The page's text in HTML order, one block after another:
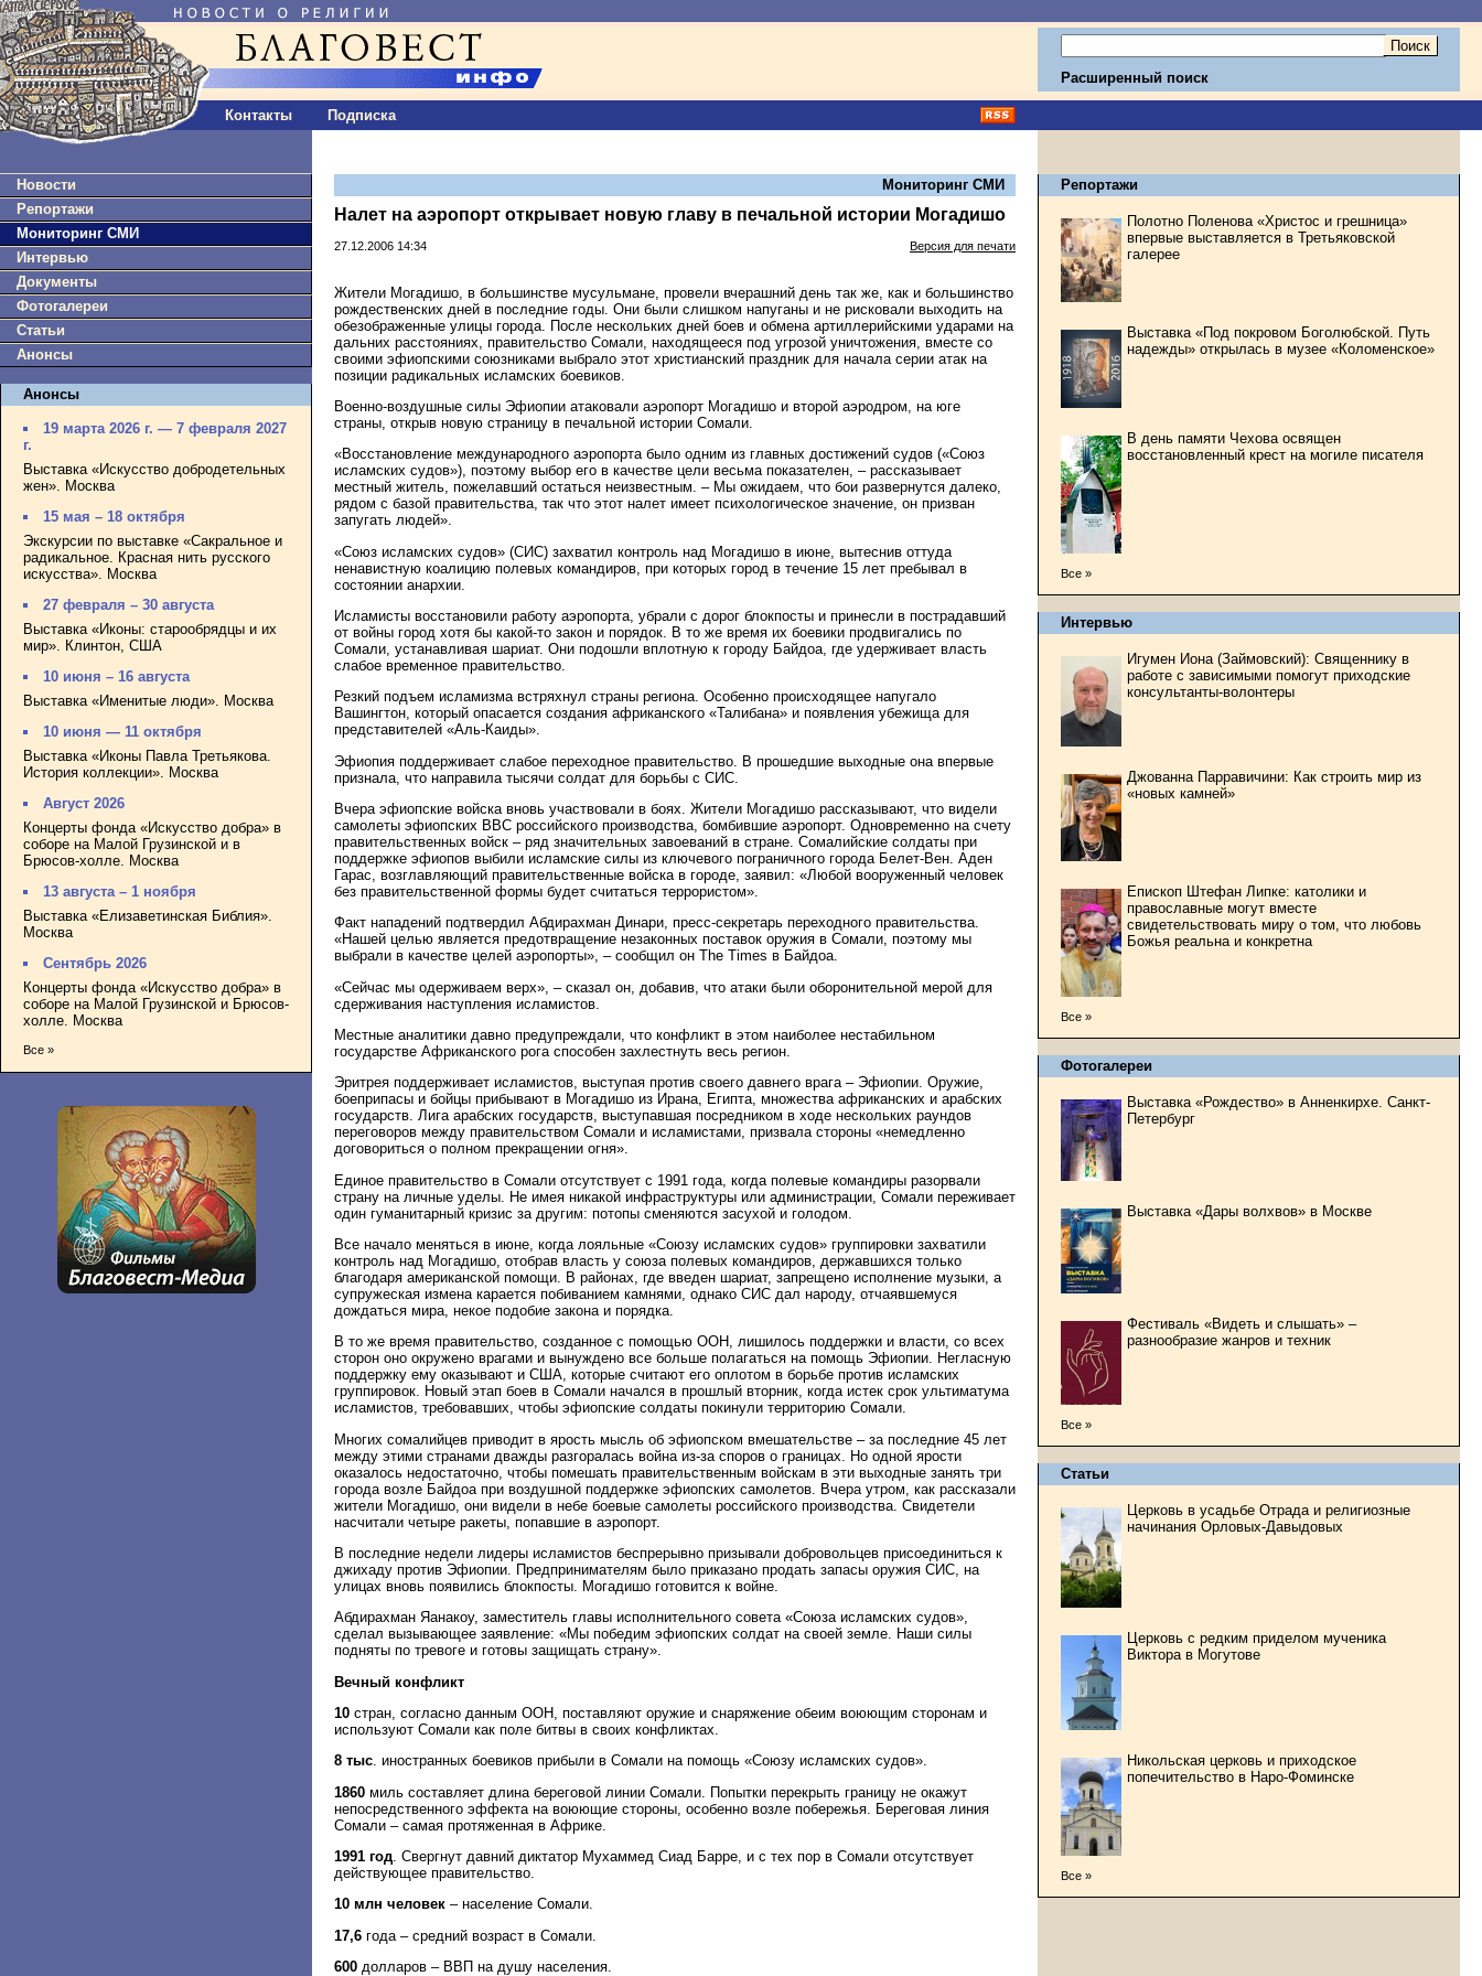
Контакты Подписка
Расширенный поиск
Новости
Репортажи
Мониторинг СМИ
Интервью
Документы
Фотогалереи
Статьи
Анонсы
Анонсы
19 марта 2026 г. — 7 февраля 2027
г.
Выставка «Искусство добродетельных
жен». Москва
15 мая – 18 октября
Экскурсии по выставке «Сакральное и
радикальное. Красная нить русского
искусства». Москва
27 февраля – 30 августа
Выставка «Иконы: старообрядцы и их
мир». Клинтон, США
10 июня – 16 августа
Выставка «Именитые люди». Москва
10 июня — 11 октября
Выставка «Иконы Павла Третьякова.
История коллекции». Москва
Август 2026
Концерты фонда «Искусство добра» в
соборе на Малой Грузинской и в
Брюсов-холле. Москва
13 августа – 1 ноября
Выставка «Елизаветинская Библия».
Москва
Сентябрь 2026
Концерты фонда «Искусство добра» в
соборе на Малой Грузинской и Брюсов-
холле. Москва
Все »
Мониторинг СМИ
Налет на аэропорт открывает новую главу в печальной истории Могадишо
27.12.2006 14:34 Версия для печати
Жители Могадишо, в большинстве мусульмане, провели вчерашний день так же, как и большинство
рождественских дней в последние годы. Они были слишком напуганы и не рисковали выходить на
обезображенные улицы города. После нескольких дней боев и обмена артиллерийскими ударами на
дальних расстояниях, правительство Сомали, находящееся под угрозой уничтожения, вместе со
своими эфиопскими союзниками выбрало этот христианский праздник для начала серии атак на
позиции радикальных исламских боевиков.
Военно-воздушные силы Эфиопии атаковали аэропорт Могадишо и второй аэродром, на юге
страны, открыв новую страницу в печальной истории Сомали.
«Восстановление международного аэропорта было одним из главных достижений судов («Союз
исламских судов»), поэтому выбор его в качестве цели весьма показателен, – рассказывает
местный житель, пожелавший остаться неизвестным. – Мы ожидаем, что бои развернутся далеко,
рядом с базой правительства, так что этот налет имеет психологическое значение, он призван
запугать людей».
«Союз исламских судов» (СИС) захватил контроль над Могадишо в июне, вытеснив оттуда
ненавистную коалицию полевых командиров, при которых город в течение 15 лет пребывал в
состоянии анархии.
Исламисты восстановили работу аэропорта, убрали с дорог блокпосты и принесли в пострадавший
от войны город хотя бы какой-то закон и порядок. В то же время их боевики продвигались по
Сомали, устанавливая шариат. Они подошли вплотную к городу Байдоа, где удерживает власть
слабое временное правительство.
Резкий подъем исламизма встряхнул страны региона. Особенно происходящее напугало
Вашингтон, который опасается создания африканского «Талибана» и появления убежища для
представителей «Аль-Каиды».
Эфиопия поддерживает слабое переходное правительство. В прошедшие выходные она впервые
признала, что направила тысячи солдат для борьбы с СИС.
Вчера эфиопские войска вновь участвовали в боях. Жители Могадишо рассказывают, что видели
самолеты эфиопских ВВС российского производства, бомбившие аэропорт. Одновременно на счету
правительственных войск – ряд значительных завоеваний в стране. Сомалийские солдаты при
поддержке эфиопов выбили исламские силы из ключевого пограничного города Белет-Вен. Аден
Гарас, возглавляющий правительственные войска в городе, заявил: «Любой вооруженный человек
без правительственной формы будет считаться террористом».
Факт нападений подтвердил Абдирахман Динари, пресс-секретарь переходного правительства.
«Нашей целью является предотвращение незаконных поставок оружия в Сомали, поэтому мы
выбрали в качестве целей аэропорты», – сообщил он The Times в Байдоа.
«Сейчас мы одерживаем верх», – сказал он, добавив, что атаки были оборонительной мерой для
сдерживания наступления исламистов.
Местные аналитики давно предупреждали, что конфликт в этом наиболее нестабильном
государстве Африканского рога способен захлестнуть весь регион.
Эритрея поддерживает исламистов, выступая против своего давнего врага – Эфиопии. Оружие,
боеприпасы и бойцы прибывают в Могадишо из Ирана, Египта, множества африканских и арабских
государств. Лига арабских государств, выступавшая посредником в ходе нескольких раундов
переговоров между правительством Сомали и исламистами, призвала стороны «немедленно
договориться о полном прекращении огня».
Единое правительство в Сомали отсутствует с 1991 года, когда полевые командиры разорвали
страну на личные уделы. Не имея никакой инфраструктуры или администрации, Сомали переживает
один гуманитарный кризис за другим: потопы сменяются засухой и голодом.
Все начало меняться в июне, когда лояльные «Союзу исламских судов» группировки захватили
контроль над Могадишо, отобрав власть у союза полевых командиров, державшихся только
благодаря американской помощи. В районах, где введен шариат, запрещено исполнение музыки, а
супружеская измена карается побиванием камнями, однако СИС дал народу, отчаявшемуся
дождаться мира, некое подобие закона и порядка.
В то же время правительство, созданное с помощью ООН, лишилось поддержки и власти, со всех
сторон оно окружено врагами и вынуждено все больше полагаться на помощь Эфиопии. Негласную
поддержку ему оказывают и США, которые считают его оплотом в борьбе против исламских
группировок. Новый этап боев в Сомали начался в прошлый вторник, когда истек срок ультиматума
исламистов, требовавших, чтобы эфиопские солдаты покинули территорию Сомали.
Многих сомалийцев приводит в ярость мысль об эфиопском вмешательстве – за последние 45 лет
между этими странами дважды разгоралась война из-за споров о границах. Но одной ярости
оказалось недостаточно, чтобы помешать правительственным войскам в эти выходные занять три
города возле Байдоа при воздушной поддержке эфиопских самолетов. Вчера утром, как рассказали
жители Могадишо, они видели в небе боевые самолеты российского производства. Свидетели
насчитали четыре ракеты, попавшие в аэропорт.
В последние недели лидеры исламистов беспрерывно призывали добровольцев присоединиться к
джихаду против Эфиопии. Предпринимателям было приказано продать запасы оружия СИС, на
улицах вновь появились блокпосты. Могадишо готовится к войне.
Абдирахман Яанакоу, заместитель главы исполнительного совета «Союза исламских судов»,
сделал вызывающее заявление: «Мы победим эфиопских солдат на своей земле. Наши силы
подняты по тревоге и готовы защищать страну».
Вечный конфликт
10 стран, согласно данным ООН, поставляют оружие и снаряжение обеим воюющим сторонам и
используют Сомали как поле битвы в своих конфликтах.
8 тыс. иностранных боевиков прибыли в Сомали на помощь «Союзу исламских судов».
1860 миль составляет длина береговой линии Сомали. Попытки перекрыть границу не окажут
непосредственного эффекта на воюющие стороны, особенно возле побережья. Береговая линия
Сомали – самая протяженная в Африке.
1991 год . Свергнут давний диктатор Мухаммед Сиад Барре, и с тех пор в Сомали отсутствует
действующее правительство.
10 млн человек – население Сомали.
17,6 года – средний возраст в Сомали.
600 долларов – ВВП на душу населения.
Репортажи
Полотно Поленова «Христос и грешница»
впервые выставляется в Третьяковской
галерее
Выставка «Под покровом Боголюбской. Путь
надежды» открылась в музее «Коломенское»
В день памяти Чехова освящен
восстановленный крест на могиле писателя
Все »
Интервью
Игумен Иона (Займовский): Священнику в
работе с зависимыми помогут приходские
консультанты-волонтеры
Джованна Парравичини: Как строить мир из
«новых камней»
Епископ Штефан Липке: католики и
православные могут вместе
свидетельствовать миру о том, что любовь
Божья реальна и конкретна
Все »
Фотогалереи
Выставка «Рождество» в Анненкирхе. Санкт-
Петербург
Выставка «Дары волхвов» в Москве
Фестиваль «Видеть и слышать» –
разнообразие жанров и техник
Все »
Статьи
Церковь в усадьбе Отрада и религиозные
начинания Орловых-Давыдовых
Церковь с редким приделом мученика
Виктора в Могутове
Никольская церковь и приходское
попечительство в Наро-Фоминске
Все »